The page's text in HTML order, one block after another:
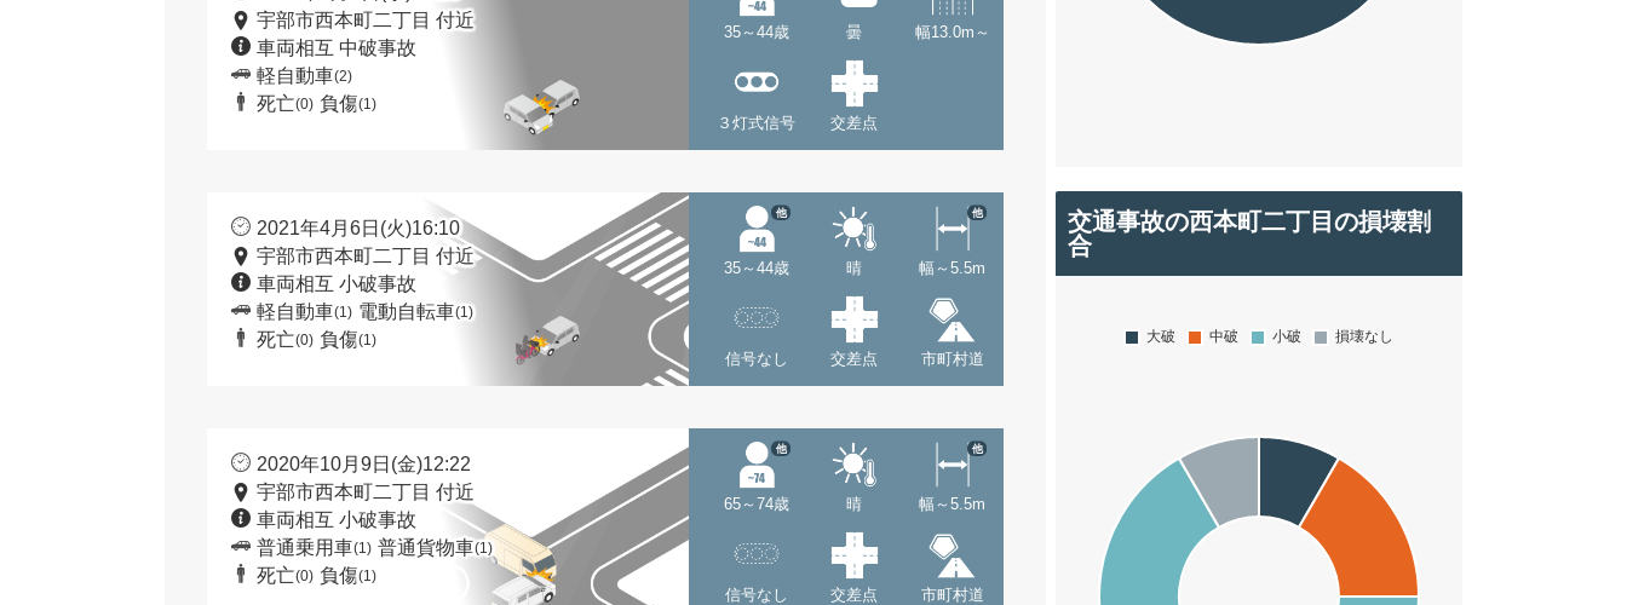
宇部市西本町二丁目 付近
車両相互 中破事故
軽自動車(2)
死亡(0) 負傷(1)
35～44歳 曇 幅13.0m～
３灯式信号 交差点
2021年4月6日(火)16:10
宇部市西本町二丁目 付近
車両相互 小破事故
軽自動車(1) 電動自転車(1)
死亡(0) 負傷(1)
35～44歳
他
晴 幅～5.5m
他
信号なし 交差点 市町村道
2020年10月9日(金)12:22
宇部市西本町二丁目 付近
車両相互 小破事故
普通乗用車(1) 普通貨物車(1)
死亡(0) 負傷(1)
65～74歳
他
晴 幅～5.5m
他
信号なし 交差点 市町村道
交通事故の西本町二丁目の損壊割
合